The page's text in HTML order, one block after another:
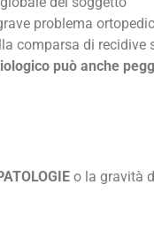
problema
comparsa di recidive
può anche
o la gravità